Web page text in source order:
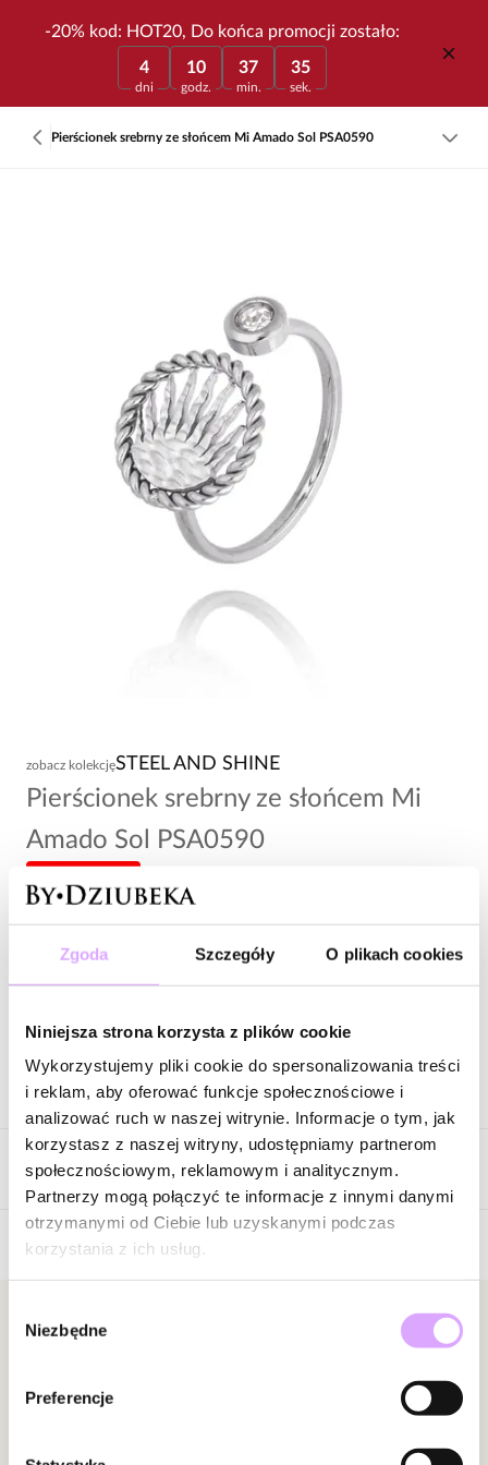
Zgoda Szczegóły O plikach cookies
Niniejsza strona korzysta z plików cookie
Wykorzystujemy pliki cookie do spersonalizowania treści
i reklam, aby oferować funkcje społecznościowe i
analizować ruch w naszej witrynie. Informacje o tym, jak
korzystasz z naszej witryny, udostępniamy partnerom
społecznościowym, reklamowym i analitycznym.
Partnerzy mogą połączyć te informacje z innymi danymi
otrzymanymi od Ciebie lub uzyskanymi podczas
korzystania z ich usług.
zgody
Niezbędne
Preferencje
-20% kod: HOT20, Do końca promocji zostało:
4
dni
10
godz.
37
min.
35
sek.
Pierścionek srebrny ze słońcem Mi Amado Sol PSA0590
zobacz kolekcjęSTEEL AND SHINE
Pierścionek srebrny ze słońcem Mi
Amado Sol PSA0590
76,00 zł
Wysyłka do 2 dni roboczych
Opis produktu
Surowiec: stal szlachetna.
Kolor surowca: srebrny.
Wielkość elementu ze słońcem: 1,30 cm.
Rozmiar: 9.
Pierścionek jest elastyczny i można go zmniejszyć lub powiększyć
Zobacz inne produkty z kolekcji Steel and Shine
Opinie
Bądź pierwszą osobą, która podzieli się opinią o tym
Powiadomienie
Newsletter